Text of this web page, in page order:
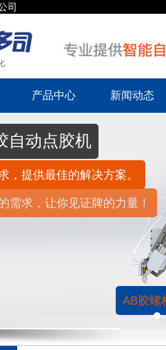
司
产品中心 新闻动态
自动点胶机
，提供最佳的解决方案。
需求，让你见证牌的力量！
AB胶螺